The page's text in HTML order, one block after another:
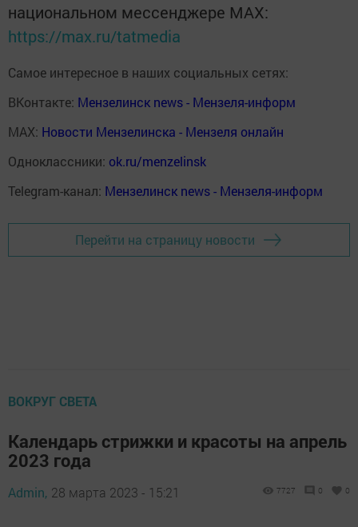
национальном мессенджере MАХ:
https://max.ru/tatmedia
Самое интересное в наших социальных сетях:
ВКонтакте: Мензелинск news - Мензеля-информ
MAX: Новости Мензелинска - Мензеля онлайн
Одноклассники: ok.ru/menzelinsk
Telegram-канал: Мензелинск news - Мензеля-информ
Перейти на страницу новости
ВОКРУГ СВЕТА
Календарь стрижки и красоты на апрель
2023 года
Admin, 28 марта 2023 - 15:21 7727 0 0